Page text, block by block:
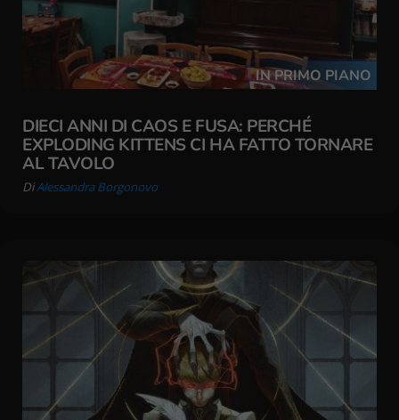
IN PRIMO PIANO
DIECI ANNI DI CAOS E FUSA: PERCHÉ
EXPLODING KITTENS CI HA FATTO TORNARE
AL TAVOLO
DiAlessandra Borgonovo